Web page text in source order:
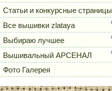
Статьи и конкурсные страницы
Все вышивки zlataya
Выбираю лучшее
Вышивальный АРСЕНАЛ
Фото Галерея